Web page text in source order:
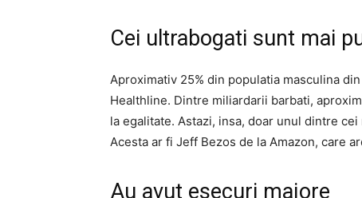
Cei ultrabogati sunt mai
Aproximativ 25% din populatia masculina
Healthline. Dintre miliardarii barbati,
la egalitate. Astazi, insa, doar unul dintre
Acesta ar fi Jeff Bezos de la Amazon, care
Au avut esecuri majore